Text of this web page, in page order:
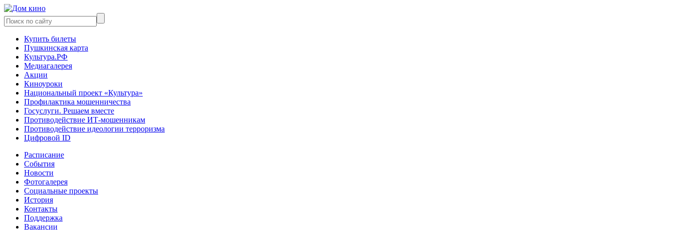
Купить билеты
Пушкинская карта
Культура.РФ
Медиагалерея
Акции
Киноуроки
Национальный проект «Культура»
Профилактика мошенничества
Госуслуги. Решаем вместе
Противодействие ИТ-мошенникам
Противодействие идеологии терроризма
Цифровой ID
Расписание
События
Новости
Фотогалерея
Социальные проекты
История
Контакты
Поддержка
Вакансии